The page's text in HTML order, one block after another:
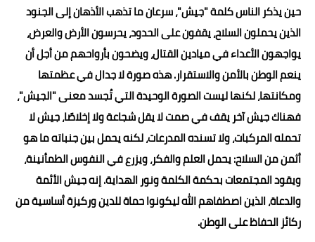
مقالات
حين يذكر الناس كلمة "جيش"، سرعان ما تذهب الأذهان إلى الجنود
الذين يحملون السلاح، يقفون على الحدود، يحرسون الأرض والعرض،
يواجهون الأعداء في ميادين القتال، ويضحون بأرواحهم من أجل أن
ينعم الوطن بالأمن والاستقرار. هذه صورة لا جدال في عظمتها
ومكانتها، لكنها ليست الصورة الوحيدة التي تُجسد معنى "الجيش"،
فهناك جيش آخر يقف في صمت لا يقل شجاعة ولا إخلاصًا، جيش لا
تحمله المركبات، ولا تسنده المدرعات، لكنه يحمل بين جنباته ما هو
أثمن من السلاح: يحمل العلم والفكر، ويزرع في النفوس الطمأنينة،
ويقود المجتمعات بحكمة الكلمة ونور الهداية. إنه جيش الأئمة
والدعاة، الذين اصطفاهم الله ليكونوا حماة للدين وركيزة أساسية من
ركائز الحفاظ على الوطن.